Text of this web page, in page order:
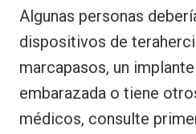
Algunas personas
dispositivos de
marcapasos, un
embarazada o tiene
médicos, consulte